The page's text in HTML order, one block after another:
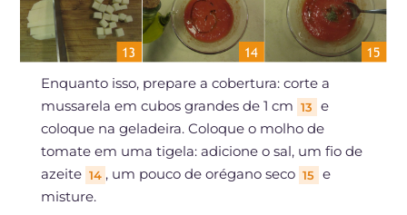
Enquanto isso, prepare a cobertura: corte a
mussarela em cubos grandes de 1 cm 13
e
coloque na geladeira. Coloque o molho de
tomate em uma tigela: adicione o sal, um fio de
azeite 14 , um pouco de orégano seco 15 e
misture.